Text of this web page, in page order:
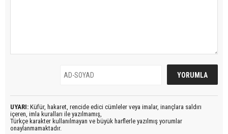
UYARI: Küfür, hakaret, rencide edici cümleler veya imalar, inançlara saldırı
içeren, imla kuralları ile yazılmamış,
Türkçe karakter kullanılmayan ve büyük harflerle yazılmış yorumlar
onaylanmamaktadır.